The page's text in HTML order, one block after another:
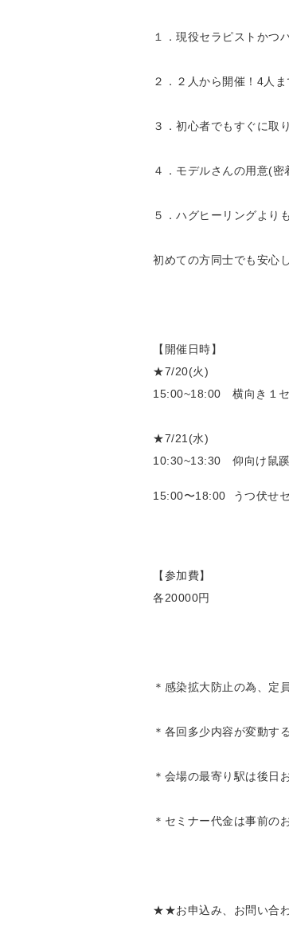
１．現役セラピストかつ
２．２人から開催！4人
３．初心者でもすぐに取
４．モデルさんの用意(密
５．ハグヒーリングより
初めての方同士でも安心
【開催日時】
★7/20(火)
15:00~18:00 横向き１
★7/21(水)
10:30~13:30 仰向け鼠
15:00〜18:00 うつ伏せ
【参加費】
各20000円
＊感染拡大防止の為、定
＊各回多少内容が変動す
＊会場の最寄り駅は後日
＊セミナー代金は事前の
★★お申込み、お問い合